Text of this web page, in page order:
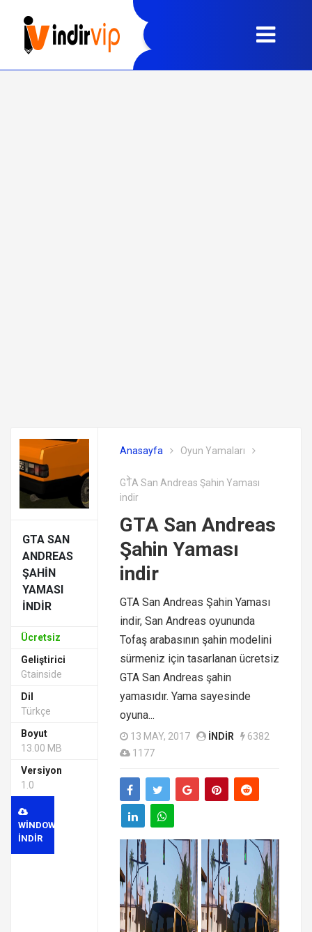
GTA SAN
ANDREAS
ŞAHIN
YAMASI
INDIR
Ücretsiz
Geliştirici
Gtainside
Dil
Türkçe
Boyut
13.00 MB
Versiyon
1.0
WINDOWS
INDIR
Anasayfa Oyun Yamaları
GTA San Andreas Şahin Yaması
indir
GTA San Andreas
Şahin Yaması
indir
GTA San Andreas Şahin Yaması
indir, San Andreas oyununda
Tofaş arabasının şahin modelini
sürmeniz için tasarlanan ücretsiz
GTA San Andreas şahin
yamasıdır. Yama sayesinde
oyuna...
13 MAY, 2017 INDIR
6382
1177